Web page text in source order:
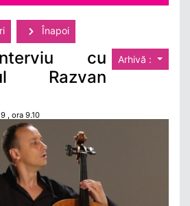
Înapoi
Arhivă :
cu
Razvan
, ora 9.10